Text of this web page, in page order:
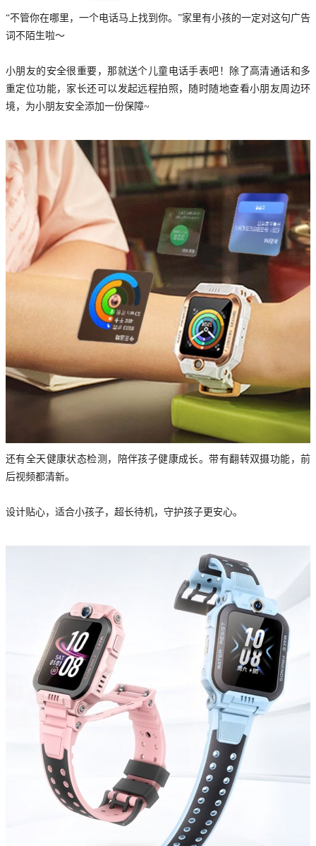
“不管你在哪里，一个电话马上找到你。”家里有小孩的一定对这句广告
词不陌生啦～
小朋友的安全很重要，那就送个儿童电话手表吧！除了高清通话和多
重定位功能，家长还可以发起远程拍照，随时随地查看小朋友周边环
境，为小朋友安全添加一份保障~
还有全天健康状态检测，陪伴孩子健康成长。带有翻转双摄功能，前
后视频都清新。
设计贴心，适合小孩子，超长待机，守护孩子更安心。